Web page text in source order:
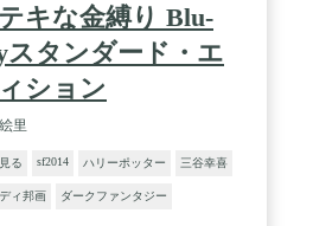
キな金縛り Blu-
スタンダード・エ
ション
里
る sf2014 ハリーポッター 三谷幸喜
ィ邦画 ダークファンタジー